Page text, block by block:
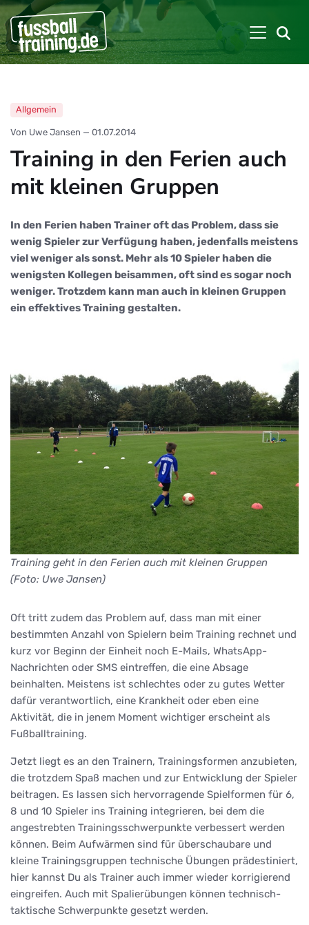
Allgemein
Von Uwe Jansen — 01.07.2014
Training in den Ferien auch
mit kleinen Gruppen
In den Ferien haben Trainer oft das Problem, dass sie
wenig Spieler zur Verfügung haben, jedenfalls meistens
viel weniger als sonst. Mehr als 10 Spieler haben die
wenigsten Kollegen beisammen, oft sind es sogar noch
weniger. Trotzdem kann man auch in kleinen Gruppen
ein effektives Training gestalten.
Training geht in den Ferien auch mit kleinen Gruppen
(Foto: Uwe Jansen)
Oft tritt zudem das Problem auf, dass man mit einer
bestimmten Anzahl von Spielern beim Training rechnet und
kurz vor Beginn der Einheit noch E-Mails, WhatsApp-
Nachrichten oder SMS eintreffen, die eine Absage
beinhalten. Meistens ist schlechtes oder zu gutes Wetter
dafür verantwortlich, eine Krankheit oder eben eine
Aktivität, die in jenem Moment wichtiger erscheint als
Fußballtraining.
Jetzt liegt es an den Trainern, Trainingsformen anzubieten,
die trotzdem Spaß machen und zur Entwicklung der Spieler
beitragen. Es lassen sich hervorragende Spielformen für 6,
8 und 10 Spieler ins Training integrieren, bei dem die
angestrebten Trainingsschwerpunkte verbessert werden
können. Beim Aufwärmen sind für überschaubare und
kleine Trainingsgruppen technische Übungen prädestiniert,
hier kannst Du als Trainer auch immer wieder korrigierend
eingreifen. Auch mit Spalierübungen können technisch-
taktische Schwerpunkte gesetzt werden.